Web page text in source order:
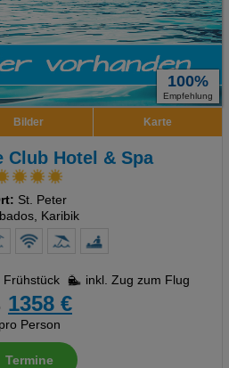
100%
Empfehlung
Bilder Karte
Club Hotel & Spa
St. Peter
Karibik
Frühstück
inkl. Zug zum Flug
1358 €
pro Person
Termine